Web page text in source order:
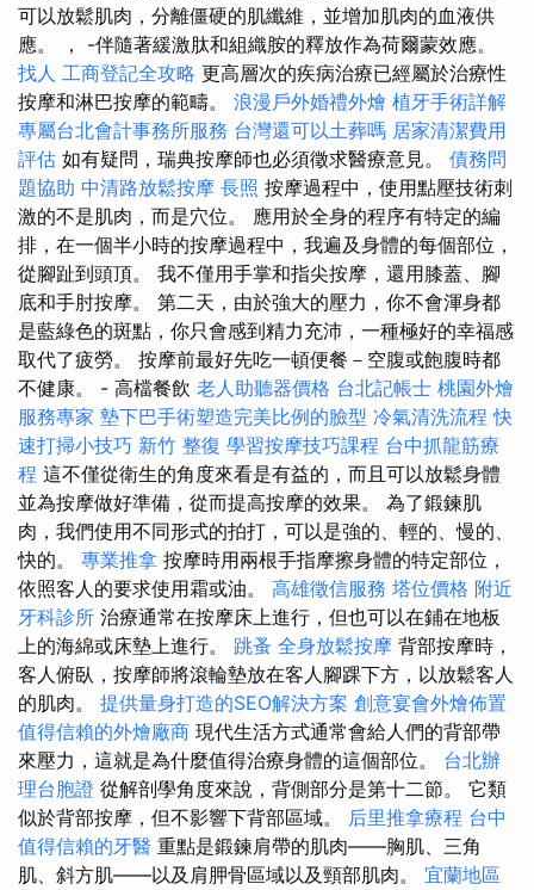
可以放鬆肌肉，分離僵硬的肌纖維，並增加肌肉的血液供
應。 ， -伴隨著緩激肽和組織胺的釋放作為荷爾蒙效應。
找人 工商登記全攻略 更高層次的疾病治療已經屬於治療性
按摩和淋巴按摩的範疇。 浪漫戶外婚禮外燴 植牙手術詳解
專屬台北會計事務所服務 台灣還可以土葬嗎 居家清潔費用
評估 如有疑問，瑞典按摩師也必須徵求醫療意見。 債務問
題協助 中清路放鬆按摩 長照 按摩過程中，使用點壓技術刺
激的不是肌肉，而是穴位。 應用於全身的程序有特定的編
排，在一個半小時​​的按摩過程中，我遍及身體的每個部位，
從腳趾到頭頂。 我不僅用手掌和指尖按摩，還用膝蓋、腳
底和手肘按摩。 第二天，由於強大的壓力，你不會渾身都
是藍綠色的斑點，你只會感到精力充沛，一種極好的幸福感
取代了疲勞。 按摩前最好先吃一頓便餐－空腹或飽腹時都
不健康。 - 高檔餐飲 老人助聽器價格 台北記帳士 桃園外燴
服務專家 墊下巴手術塑造完美比例的臉型 冷氣清洗流程 快
速打掃小技巧 新竹 整復 學習按摩技巧課程 台中抓龍筋療
程 這不僅從衛生的角度來看是有益的，而且可以放鬆身體
並為按摩做好準備，從而提高按摩的效果。 為了鍛鍊肌
肉，我們使用不同形式的拍打，可以是強的、輕的、慢的、
快的。 專業推拿 按摩時用兩根手指摩擦身體的特定部位，
依照客人的要求使用霜或油。 高雄徵信服務 塔位價格 附近
牙科診所 治療通常在按摩床上進行，但也可以在鋪在地板
上的海綿或床墊上進行。 跳蚤 全身放鬆按摩 背部按摩時，
客人俯臥，按摩師將滾輪墊放在客人腳踝下方，以放鬆客人
的肌肉。 提供量身打造的SEO解決方案 創意宴會外燴佈置
值得信賴的外燴廠商 現代生活方式通常會給人們的背部帶
來壓力，這就是為什麼值得治療身體的這個部位。 台北辦
理台胞證 從解剖學角度來說，背側部分是第十二節。 它類
似於背部按摩，但不影響下背部區域。 后里推拿療程 台中
值得信賴的牙醫 重點是鍛鍊肩帶的肌肉——胸肌、三角
肌、斜方肌——以及肩胛骨區域以及頸部肌肉。 宜蘭地區